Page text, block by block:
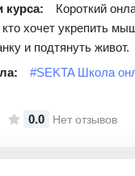
курса:
Короткий
кто хочет укрепить
и подтянуть живот.
#SEKTA Школа
0.0 Нет отзывов